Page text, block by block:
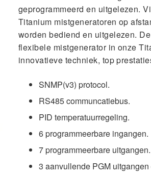
geprogrammeerd en uitgelezen.
Titanium mistgeneratoren op
worden bediend en uitgelezen.
flexibele mistgenerator in onze
innovatieve techniek, top
SNMP(v3) protocol.
RS485 communcatiebus.
PID temperatuurregeling.
6 programmeerbare ingangen.
7 programmeerbare uitgangen.
3 aanvullende PGM